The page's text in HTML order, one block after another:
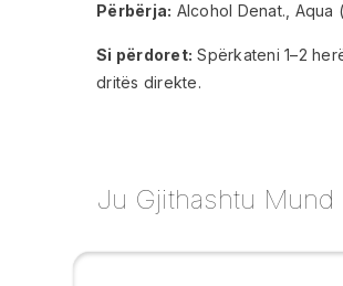
Përbërja: Alcohol Denat., Aqua
Si përdoret: Spërkateni 1–2
dritës direkte.
Ju Gjithashtu Mund